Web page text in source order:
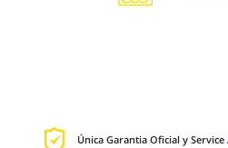
Única Garantia Oficial y